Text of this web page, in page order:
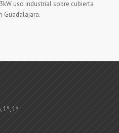
uso industrial sobre cubierta
Guadalajara.
1ª